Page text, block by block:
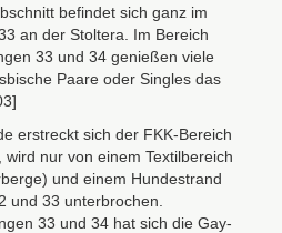
befindet sich ganz im
an der Stoltera. Im Bereich
33 und 34 genießen viele
Paare oder Singles das
erstreckt sich der FKK-Bereich
nur von einem Textilbereich
und einem Hundestrand
und 33 unterbrochen.
33 und 34 hat sich die Gay-